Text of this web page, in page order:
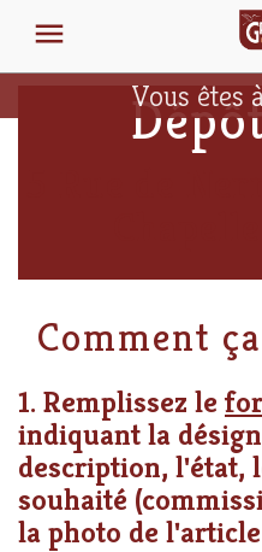

Vous êtes
Comment
1. Remplissez le
indiquant la
description, l'état,
souhaité
la photo de l'article